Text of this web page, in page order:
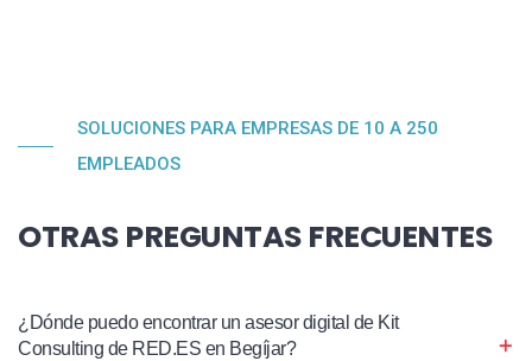
SOLUCIONES PARA EMPRESAS DE 10 A 250
EMPLEADOS
OTRAS PREGUNTAS FRECUENTES
¿Dónde puedo encontrar un asesor digital de Kit
Consulting de RED.ES en Begíjar?